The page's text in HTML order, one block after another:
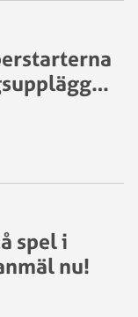
spel i
nu!